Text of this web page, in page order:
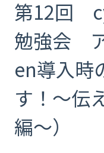
第12回
勉強会
en導入時
す！〜伝
編〜）